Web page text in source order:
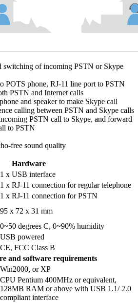
switching of incoming PSTN or Skype
POTS phone, RJ-11 line port to PSTN
PSTN and Internet calls
and speaker to make Skype call
calling between PSTN and Skype calls
PSTN call to Skype, and forward
to PSTN
free sound quality
Hardware
1 x USB interface
1 x RJ-11 connection for regular telephone
1 x RJ-11 connection for PSTN
95 x 72 x 31 mm
0~50 degrees C, 0~90% humidity
USB powered
CE, FCC Class B
and software requirements
Win2000, or XP
CPU Pentium 400MHz or equivalent,
128MB RAM or above with USB 1.1/ 2.0
compliant interface